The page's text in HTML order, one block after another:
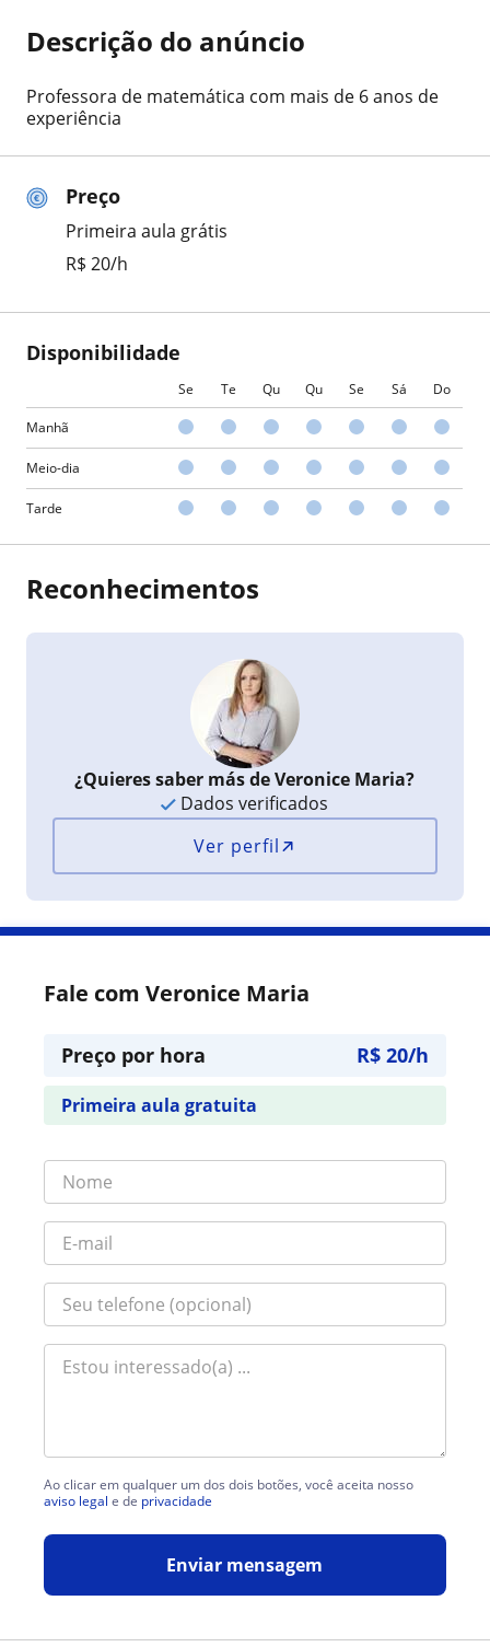
Preço
Primeira aula grátis
R$ 20/h
Disponibilidade
Se Te Qu Qu Se Sá Do
Manhã
Meio-dia
Tarde
Descrição do anúncio
Professora de matemática com mais de 6 anos de
experiência
Reconhecimentos
¿Quieres saber más de Veronice Maria?
Dados verificados
Ver perfil
Fale com Veronice Maria
Preço por hora R$ 20/h
Primeira aula gratuita
Ao clicar em qualquer um dos dois botões, você aceita nosso
aviso legal e de privacidade
Enviar mensagem